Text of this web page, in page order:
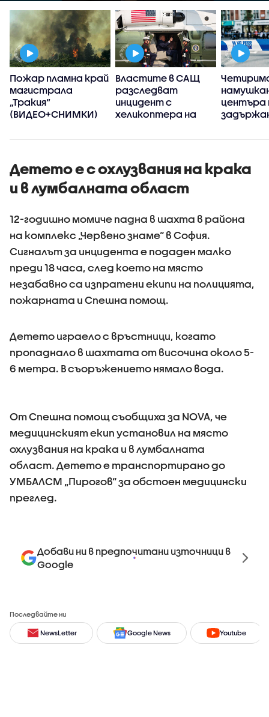
Пожар пламна край
магистрала
„Тракия“
(ВИДЕО+СНИМКИ)
Властите в САЩ
разследват
инцидент с
хеликоптера на
самолет
центъра
Детето е с охлузвания на крака
и в лумбалната област
12-годишно момиче падна в шахта в района
на комплекс „Червено знаме“ в София.
Сигналът за инцидента е подаден малко
преди 18 часа, след което на място
незабавно са изпратени екипи на полицията,
пожарната и Спешна помощ.
Детето играело с връстници, когато
пропаднало в шахтата от височина около 5-
6 метра. В съоръжението нямало вода.
От Спешна помощ съобщиха за NOVA, че
медицинският екип установил на място
охлузвания на крака и в лумбалната
област. Детето е транспортирано до
УМБАЛСМ „Пирогов“ за обстоен медицински
преглед.
Добави ни в предпочитани източници в
Google
Последвайте ни
NewsLetter Google News Youtube